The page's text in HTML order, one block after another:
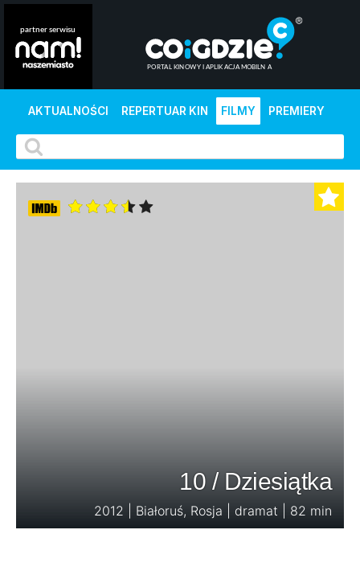
AKTUALNOŚCI REPERTUAR KIN FILMY PREMIERY
10 / Dziesiątka
2012 | Białoruś, Rosja | dramat | 82 min